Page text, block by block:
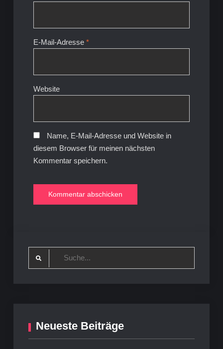
E-Mail-Adresse *
Website
Name, E-Mail-Adresse und Website in
diesem Browser für meinen nächsten
Kommentar speichern.
Neueste Beiträge